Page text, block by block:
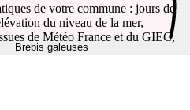
Brebis galeuses
de votre commune : jours de
du niveau de la mer,
de Météo France et du GIEC,